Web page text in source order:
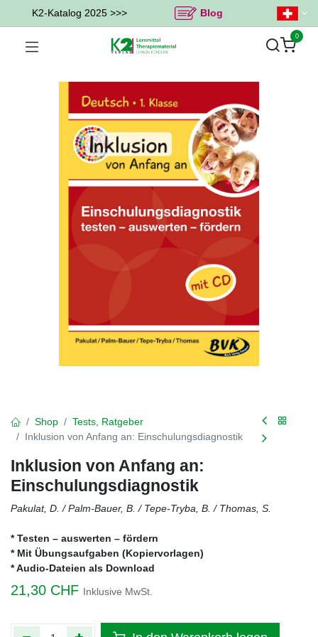
K2-Katalog 2025 >>> Blog
0
Shop
Tests, Ratgeber
Inklusion von Anfang an: Einschulungsdiagnostik
Inklusion von Anfang an:
Einschulungsdiagnostik
Pakulat, D. / Palm-Bauer, B. / Tepe-Tryba, B. / Thomas, S.
* Testen – auswerten – fördern
* Mit Übungsaufgaben (Kopiervorlagen)
* Audio-Dateien als Download
21,30 CHF Inklusive MwSt.